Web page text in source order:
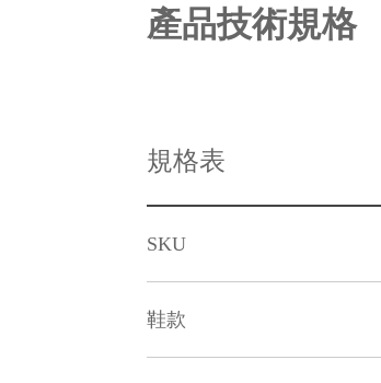
產品技術規格
規格表
SKU
鞋款